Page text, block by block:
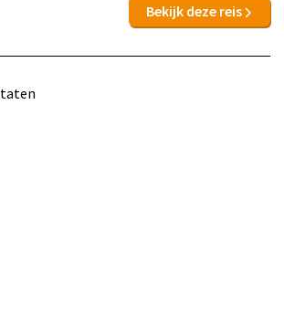
Bekijk deze reis